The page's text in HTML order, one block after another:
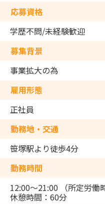
応募資格
学歴不問/未経験歓迎
募集背景
事業拡大の為
雇用形態
正社員
勤務地・交通
笹塚駅より徒歩4分
勤務時間
12:00～21:00 （所定労働
休憩時間：60分